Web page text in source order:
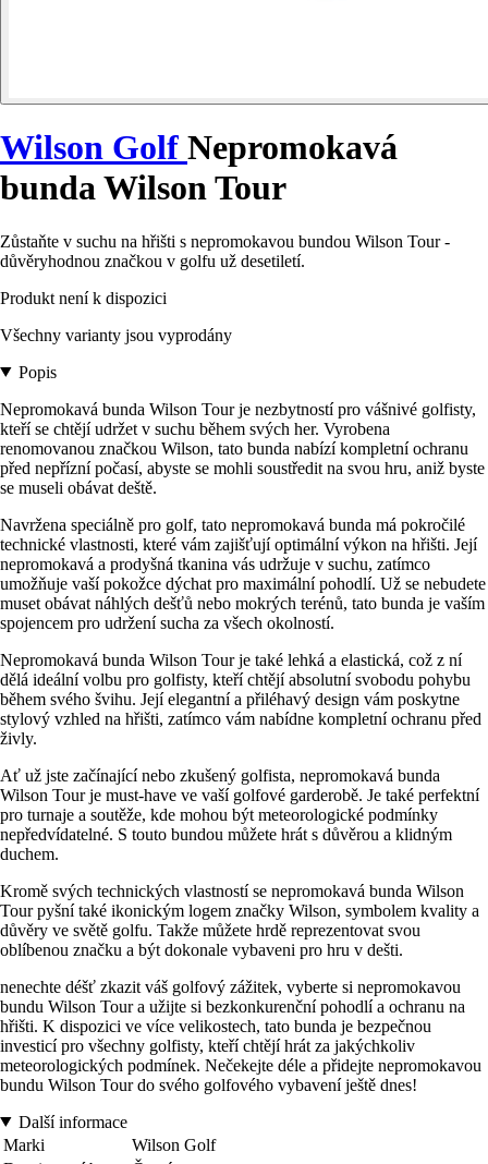
Wilson Golf Nepromokavá
bunda Wilson Tour
Zůstaňte v suchu na hřišti s nepromokavou bundou Wilson Tour -
důvěryhodnou značkou v golfu už desetiletí.
Produkt není k dispozici
Všechny varianty jsou vyprodány
Popis
Nepromokavá bunda Wilson Tour je nezbytností pro vášnivé golfisty,
kteří se chtějí udržet v suchu během svých her. Vyrobena
renomovanou značkou Wilson, tato bunda nabízí kompletní ochranu
před nepřízní počasí, abyste se mohli soustředit na svou hru, aniž byste
se museli obávat deště.
Navržena speciálně pro golf, tato nepromokavá bunda má pokročilé
technické vlastnosti, které vám zajišťují optimální výkon na hřišti. Její
nepromokavá a prodyšná tkanina vás udržuje v suchu, zatímco
umožňuje vaší pokožce dýchat pro maximální pohodlí. Už se nebudete
muset obávat náhlých dešťů nebo mokrých terénů, tato bunda je vaším
spojencem pro udržení sucha za všech okolností.
Nepromokavá bunda Wilson Tour je také lehká a elastická, což z ní
dělá ideální volbu pro golfisty, kteří chtějí absolutní svobodu pohybu
během svého švihu. Její elegantní a přiléhavý design vám poskytne
stylový vzhled na hřišti, zatímco vám nabídne kompletní ochranu před
živly.
Ať už jste začínající nebo zkušený golfista, nepromokavá bunda
Wilson Tour je must-have ve vaší golfové garderobě. Je také perfektní
pro turnaje a soutěže, kde mohou být meteorologické podmínky
nepředvídatelné. S touto bundou můžete hrát s důvěrou a klidným
duchem.
Kromě svých technických vlastností se nepromokavá bunda Wilson
Tour pyšní také ikonickým logem značky Wilson, symbolem kvality a
důvěry ve světě golfu. Takže můžete hrdě reprezentovat svou
oblíbenou značku a být dokonale vybaveni pro hru v dešti.
nenechte déšť zkazit váš golfový zážitek, vyberte si nepromokavou
bundu Wilson Tour a užijte si bezkonkurenční pohodlí a ochranu na
hřišti. K dispozici ve více velikostech, tato bunda je bezpečnou
investicí pro všechny golfisty, kteří chtějí hrát za jakýchkoliv
meteorologických podmínek. Nečekejte déle a přidejte nepromokavou
bundu Wilson Tour do svého golfového vybavení ještě dnes!
Další informace
Marki
Wilson Golf